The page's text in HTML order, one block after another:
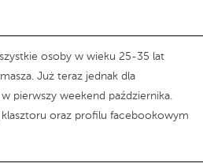
osoby w wieku 25-35 lat
Już teraz jednak dla
pierwszy weekend października.
oraz profilu facebookowym